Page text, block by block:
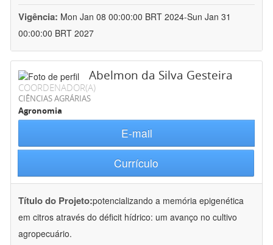
Vigência: Mon Jan 08 00:00:00 BRT 2024-Sun Jan 31
00:00:00 BRT 2027
Abelmon da Silva Gesteira
COORDENADOR(A)
CIÊNCIAS AGRÁRIAS
Agronomia
E-mail
Currículo
Título do Projeto:potencializando a memória epigenética
em citros através do déficit hídrico: um avanço no cultivo
agropecuário.